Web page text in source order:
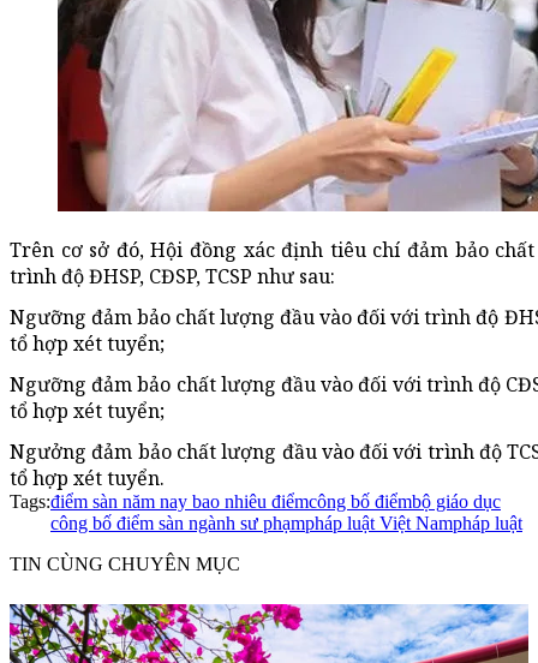
Trên cơ sở đó, Hội đồng xác định tiêu chí đảm bảo
trình độ ĐHSP, CĐSP, TCSP như sau:
Ngưỡng đảm bảo chất lượng đầu vào đối với trình độ
tổ hợp xét tuyển;
Ngưỡng đảm bảo chất lượng đầu vào đối với trình độ
tổ hợp xét tuyển;
Ngưởng đảm bảo chất lượng đầu vào đối với trình độ
tổ hợp xét tuyển.
Tags:điểm sàn năm nay bao nhiêu điểmcông bố điểmbộ giáo dục
công bố điểm sàn ngành sư phạmpháp luật Việt Nampháp luật
TIN CÙNG CHUYÊN MỤC